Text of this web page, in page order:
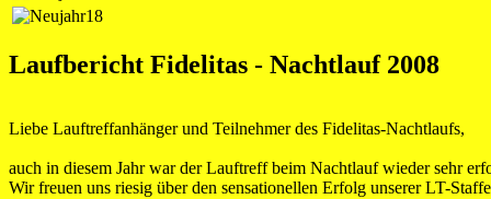
Laufbericht Fidelitas - Nachtlauf 2008
Liebe Lauftreffanhänger und Teilnehmer des Fidelitas-Nachtlaufs,
auch in diesem Jahr war der Lauftreff beim Nachtlauf wieder sehr
Wir freuen uns riesig über den sensationellen Erfolg unserer LT-